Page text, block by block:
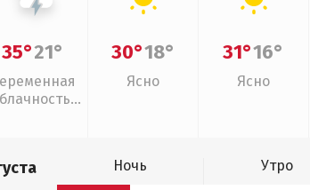
35°21° 30°18°
Ясно
31°16°
Ясно
Ночь Утро